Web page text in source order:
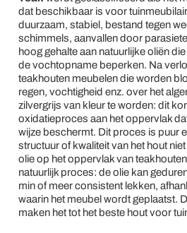
dat beschikbaar is voor
duurzaam, stabiel, bestand tegen
schimmels, aanvallen door
hoog gehalte aan natuurlijke oliën
de vochtopname beperken. Na
teakhouten meubelen die worden
regen, vochtigheid enz. over het
zilvergrijs van kleur te worden: dit
oxidatieproces aan het oppervlak
wijze beschermt. Dit proces is puur
structuur of kwaliteit van het hout
olie op het oppervlak van
natuurlijk proces: de olie kan
min of meer consistent lekken,
waarin het meubel wordt geplaatst.
maken het tot het beste hout voor